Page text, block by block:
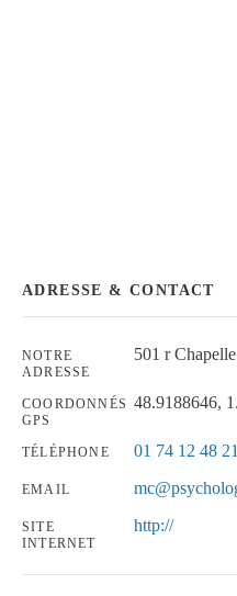
ADRESSE & CONTACT
NOTRE
ADRESSE
501 r
COORDONNÉS
GPS
48.9188646,
TÉLÉPHONE 01 74 12 48 21
EMAIL
SITE
INTERNET
http://